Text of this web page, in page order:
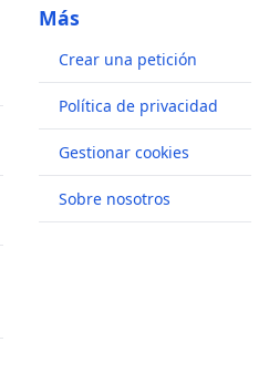
Más
Crear una petición
Política de privacidad
Gestionar cookies
Sobre nosotros